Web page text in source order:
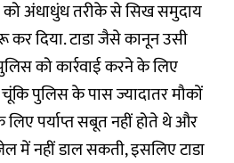
को अंधाधुंध तरीके से सिख समुदाय
दिया. टाडा जैसे कानून उसी
को कार्रवाई करने के लिए
चूंकि पुलिस के पास ज्यादातर मौकों
पर्याप्त सबूत नहीं होते थे और
में नहीं डाल सकती, इसलिए टाडा